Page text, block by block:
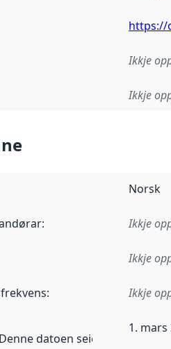
https://
Ikkje
Ikkje
Norsk
: Ikkje
Ikkje
: Ikkje
Denne datoen seier når dataa i
1. mars